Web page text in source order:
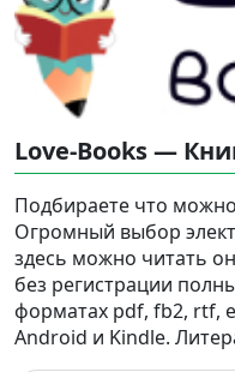
Love-Books —
Подбираете что
Огромный выбор
здесь можно читать
без регистрации
форматах pdf, fb2, rtf,
Android и Kindle.